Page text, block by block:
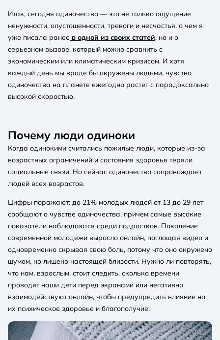
Итак, сегодня одиночество — это не только ощущение
ненужности, опустошенности, тревоги и несчастья, о чем я
уже писала ранее в одной из своих статей, но и о
серьезном вызове, который можно сравнить с
экономическим или климатическим кризисом. И хотя
каждый день мы вроде бы окружены людьми, чувство
одиночества на планете ежегодно растет с парадоксально
высокой скоростью.
Почему люди одиноки
Когда одинокими считались пожилые люди, которые из-за
возрастных ограничений и состояния здоровья теряли
социальные связи. Но сейчас одиночество сопровождает
людей всех возрастов.
Цифры поражают: до 21% молодых людей от 13 до 29 лет
сообщают о чувстве одиночества, причем самые высокие
показатели наблюдаются среди подростков. Поколение
современной молодежи выросло онлайн, поглощая видео и
одновременно скрывая свою боль, потому что оно окружено
шумом, но лишено настоящей близости. Нужно ли повторять,
что нам, взрослым, стоит следить, сколько времени
проводят наши дети перед экранами или негативно
взаимодействуют онлайн, чтобы предупредить влияние на
их психическое здоровье и благополучие.